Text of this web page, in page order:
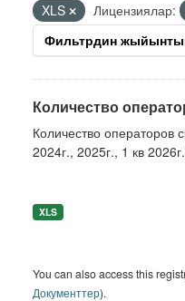
XLS
Лицензиялар:
Фильтрдин
Количество
Количество операторов
2024г., 2025г., 1 кв
XLS
You can also access this
Документтер).